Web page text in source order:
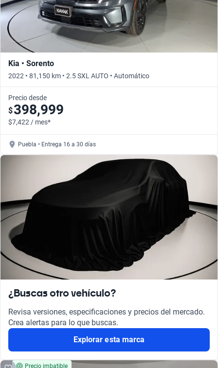
Kia • Sorento
2022 • 81,150 km • 2.5 SXL AUTO • Automático
Precio desde
$398,999
$7,422 / mes*
Puebla • Entrega 16 a 30 días
¿Buscas otro vehículo?
Revisa versiones, especificaciones y precios del mercado.
Crea alertas para lo que buscas.
Explorar esta marca
Precio imbatible